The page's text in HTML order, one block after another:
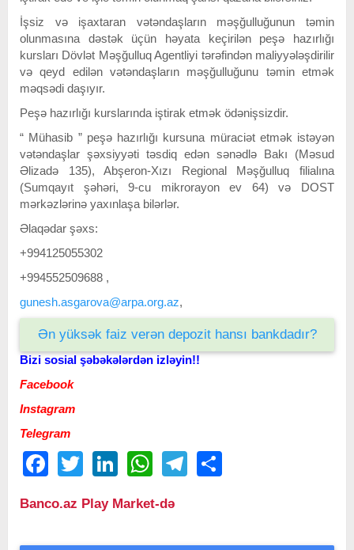
İşsiz və işaxtaran vətəndaşların məşğulluğunun təmin
olunmasına dəstək üçün həyata keçirilən peşə hazırlığı
kursları Dövlət Məşğulluq Agentliyi tərəfindən maliyyələşdirilir
və qeyd edilən vətəndaşların məşğulluğunu təmin etmək
məqsədi daşıyır.
Peşə hazırlığı kurslarında iştirak etmək ödənişsizdir.
“ Mühasib ” peşə hazırlığı kursuna müraciət etmək istəyən
vətəndaşlar şəxsiyyəti təsdiq edən sənədlə Bakı (Məsud
Əlizadə 135), Abşeron-Xızı Regional Məşğulluq filialına
(Sumqayıt şəhəri, 9-cu mikrorayon ev 64) və DOST
mərkəzlərinə yaxınlaşa bilərlər.
Əlaqədar şəxs:
+994125055302
+994552509688 ,
gunesh.asgarova@arpa.org.az,
Ən yüksək faiz verən depozit hansı bankdadır?
Bizi sosial şəbəkələrdən izləyin!!
Facebook
Instagram
Telegram
FacebookTwitter LinkedIn WhatsAppTelegram
Banco.az Play Market-də